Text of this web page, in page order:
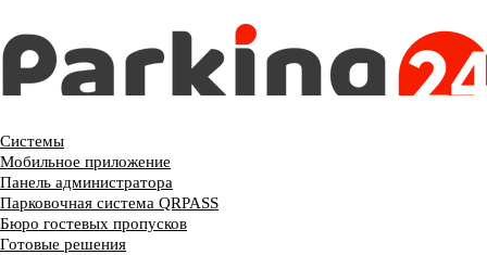
Системы
Мобильное приложение
Панель администратора
Парковочная система QRPASS
Бюро гостевых пропусков
Готовые решения